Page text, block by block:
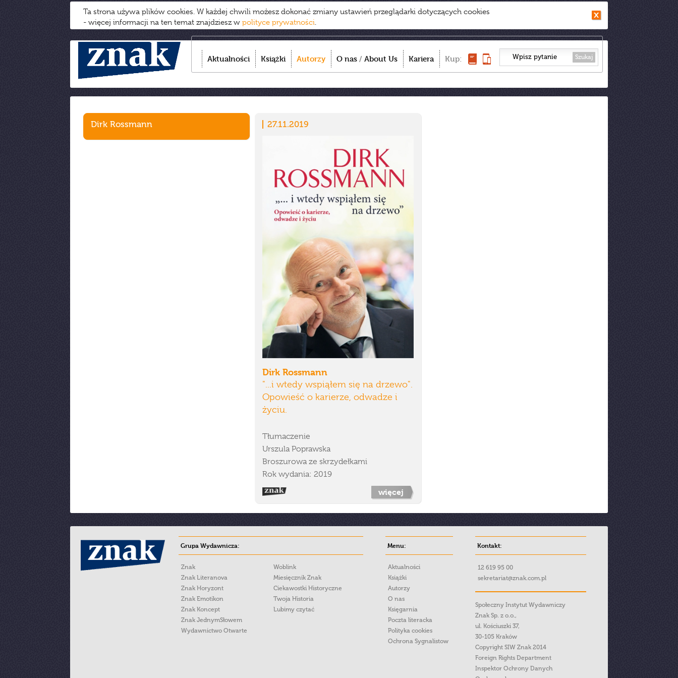
Ta strona używa plików cookies. W każdej chwili możesz dokonać zmiany ustawień przeglądarki dotyczących cookies
- więcej informacji na ten temat znajdziesz w polityce prywatności.
Aktualności Książki Autorzy O nas / About Us Kariera Kup: Szukaj
Dirk Rossmann 27.11.2019
Dirk Rossmann
"...i wtedy wspiąłem się na drzewo".
Opowieść o karierze, odwadze i
życiu.
Tłumaczenie
Urszula Poprawska
Broszurowa ze skrzydełkami
Rok wydania: 2019
więcej
Grupa Wydawnicza:
Znak
Znak Literanova
Znak Horyzont
Znak Emotikon
Znak Koncept
Znak JednymSłowem
Wydawnictwo Otwarte
Woblink
Miesięcznik Znak
Ciekawostki Historyczne
Twoja Historia
Lubimy czytać
Menu:
Aktualności
Książki
Autorzy
O nas
Księgarnia
Poczta literacka
Polityka cookies
Ochrona Sygnalistow
Kontakt:
12 619 95 00
sekretariat@znak.com.pl
Społeczny Instytut Wydawniczy
Znak Sp. z o.o.,
ul. Kościuszki 37,
30-105 Kraków
Copyright SIW Znak 2014
Foreign Rights Department
Inspektor Ochrony Danych